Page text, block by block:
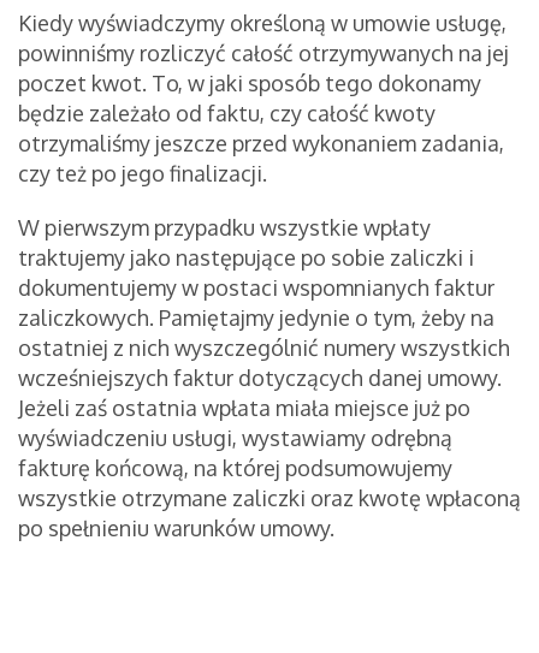
Kiedy wyświadczymy określoną w umowie usługę,
powinniśmy rozliczyć całość otrzymywanych na jej
poczet kwot. To, w jaki sposób tego dokonamy
będzie zależało od faktu, czy całość kwoty
otrzymaliśmy jeszcze przed wykonaniem zadania,
czy też po jego finalizacji.
W pierwszym przypadku wszystkie wpłaty
traktujemy jako następujące po sobie zaliczki i
dokumentujemy w postaci wspomnianych faktur
zaliczkowych. Pamiętajmy jedynie o tym, żeby na
ostatniej z nich wyszczególnić numery wszystkich
wcześniejszych faktur dotyczących danej umowy.
Jeżeli zaś ostatnia wpłata miała miejsce już po
wyświadczeniu usługi, wystawiamy odrębną
fakturę końcową, na której podsumowujemy
wszystkie otrzymane zaliczki oraz kwotę wpłaconą
po spełnieniu warunków umowy.